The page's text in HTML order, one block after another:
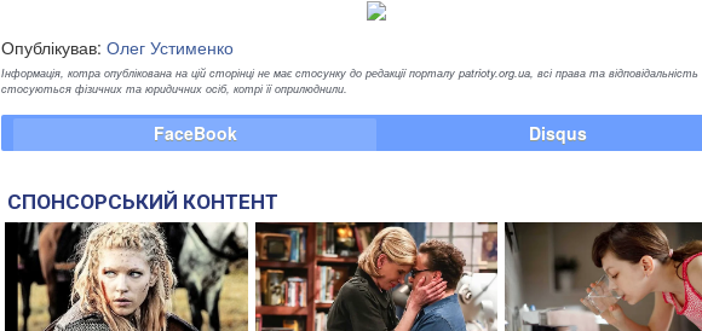
Опублікував: Олег Устименко
Інформація, котра опублікована на цій сторінці не має стосунку до редакції порталу patrioty.org.ua, всі права та відповідальність
стосуються фізичних та юридичних осіб, котрі її оприлюднили.
FaceBook Disqus
СПОНСОРСЬКИЙ КОНТЕНТ